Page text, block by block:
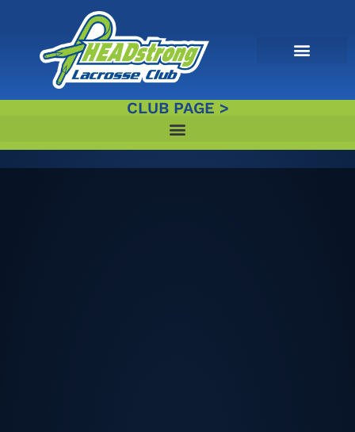
CLUB PAGE >